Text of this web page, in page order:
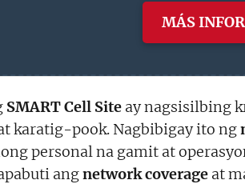
MÁS
SMART Cell Site ay nagsisilbing
karatig-pook. Nagbibigay ito ng
personal na gamit at
angnetwork coverage at